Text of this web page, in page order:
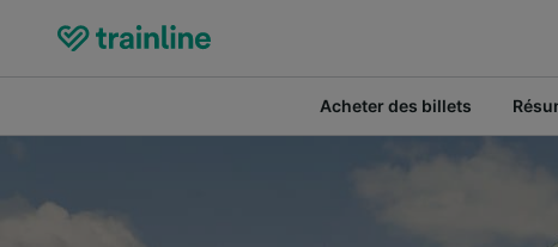
Acheter des billets